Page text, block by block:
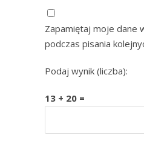
Zapamiętaj moje dane
podczas pisania
Podaj wynik (liczba):
13 + 20 =